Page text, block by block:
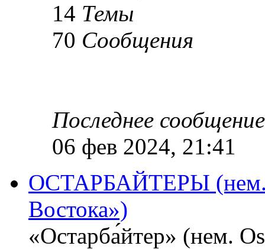
14 Темы
70 Сообщения
Последнее сообщение
06 фев 2024, 21:41
ОСТАРБАЙТЕРЫ (нем.
Востока»)
«Остарба́йтер» (нем.